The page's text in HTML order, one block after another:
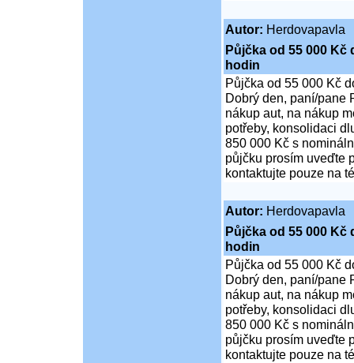
Autor: Herdovapavla
Půjčka od 55 000 Kč
hodin
Půjčka od 55 000 Kč
Dobrý den, paní/pane
nákup aut, na nákup
potřeby, konsolidaci
850 000 Kč s
půjčku prosím uveďte
kontaktujte pouze na
Autor: Herdovapavla
Půjčka od 55 000 Kč
hodin
Půjčka od 55 000 Kč
Dobrý den, paní/pane
nákup aut, na nákup
potřeby, konsolidaci
850 000 Kč s
půjčku prosím uveďte
kontaktujte pouze na